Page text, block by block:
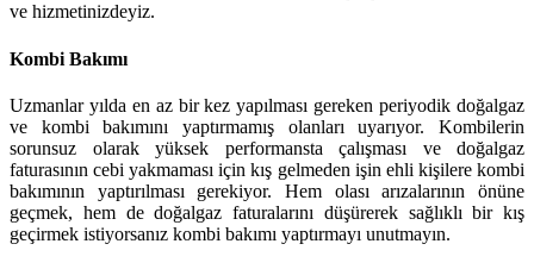
ve hizmetinizdeyiz.
Kombi Bakımı
Uzmanlar yılda en az bir kez yapılması gereken periyodik doğalgaz
ve kombi bakımını yaptırmamış olanları uyarıyor. Kombilerin
sorunsuz olarak yüksek performansta çalışması ve doğalgaz
faturasının cebi yakmaması için kış gelmeden işin ehli kişilere kombi
bakımının yaptırılması gerekiyor. Hem olası arızalarının önüne
geçmek, hem de doğalgaz faturalarını düşürerek sağlıklı bir kış
geçirmek istiyorsanız kombi bakımı yaptırmayı unutmayın.